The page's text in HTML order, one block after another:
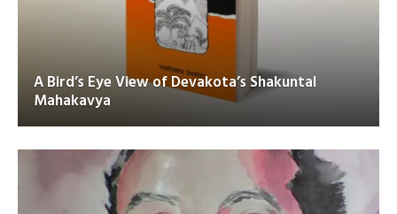
A Bird’s Eye View of Devakota’s Shakuntal
Mahakavya